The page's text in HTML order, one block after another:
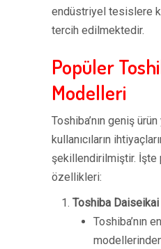
endüstriyel tesislere
tercih edilmektedir.
Popüler
Modelleri
Toshiba’nın geniş
kullanıcıların
şekillendirilmiştir. İşte
özellikleri:
Toshiba
Toshiba’nın